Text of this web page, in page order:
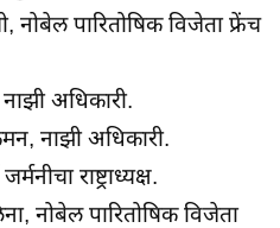
नोबेल पारितोषिक विजेता फ्रेंच
अधिकारी.
नाझी अधिकारी.
राष्ट्राध्यक्ष.
नोबेल पारितोषिक विजेता